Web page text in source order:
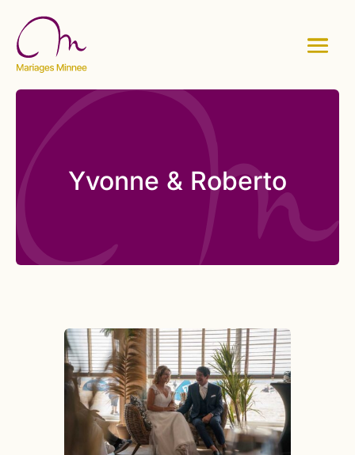
Yvonne & Roberto